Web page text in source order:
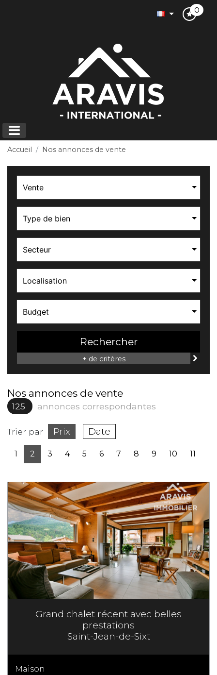
0
Accueil Nos annonces de vente
Vente
Type de bien
Secteur
Localisation
Budget
Rechercher
+ de critères
Nos annonces de vente
125 annonces correspondantes
Trier par Prix Date
1 2 3 4 5 6 7 8 9 10 11
Grand chalet récent avec belles
prestations
Saint-Jean-de-Sixt
Maison